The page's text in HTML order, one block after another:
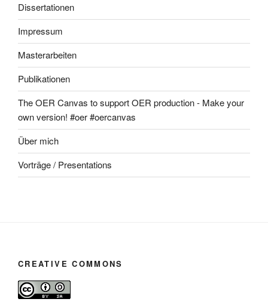
Dissertationen
Impressum
Masterarbeiten
Publikationen
The OER Canvas to support OER production - Make your
own version! #oer #oercanvas
Über mich
Vorträge / Presentations
CREATIVE COMMONS